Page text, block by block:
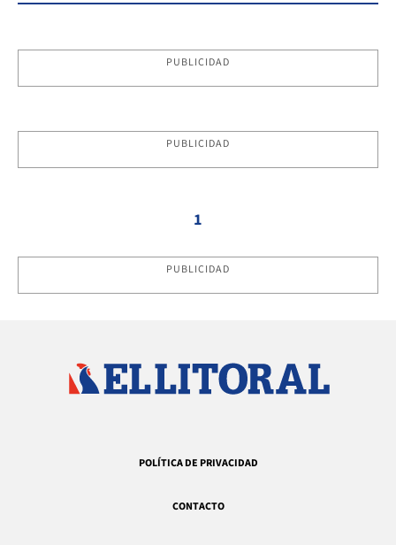
PUBLICIDAD
PUBLICIDAD
1
PUBLICIDAD
POLÍTICA DE PRIVACIDAD
CONTACTO